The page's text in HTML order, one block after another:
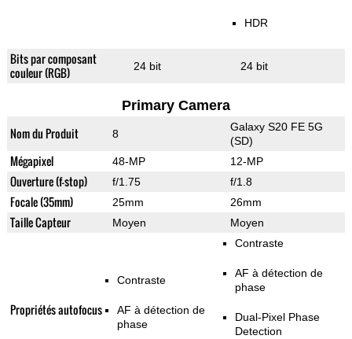
HDR
Bits par composant
couleur (RGB)
24 bit 24 bit
Primary Camera
Nom du Produit 8
Galaxy S20 FE 5G
(SD)
Mégapixel 48-MP 12-MP
Ouverture (f-stop) f/1.75 f/1.8
Focale (35mm) 25mm 26mm
Taille Capteur Moyen Moyen
Propriétés autofocus
Contraste
AF à détection de
phase
Contraste
AF à détection de
phase
Dual-Pixel Phase
Detection